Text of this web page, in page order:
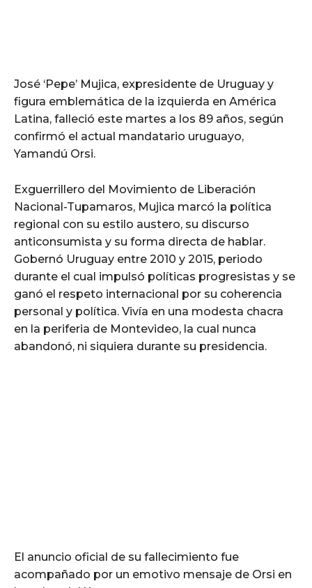
José ‘Pepe’ Mujica, expresidente de Uruguay y
figura emblemática de la izquierda en América
Latina, falleció este martes a los 89 años, según
confirmó el actual mandatario uruguayo,
Yamandú Orsi.
Exguerrillero del Movimiento de Liberación
Nacional-Tupamaros, Mujica marcó la política
regional con su estilo austero, su discurso
anticonsumista y su forma directa de hablar.
Gobernó Uruguay entre 2010 y 2015, periodo
durante el cual impulsó políticas progresistas y se
ganó el respeto internacional por su coherencia
personal y política. Vivía en una modesta chacra
en la periferia de Montevideo, la cual nunca
abandonó, ni siquiera durante su presidencia.
El anuncio oficial de su fallecimiento fue
acompañado por un emotivo mensaje de Orsi en